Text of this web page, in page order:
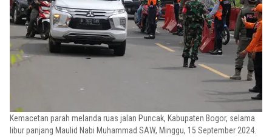
Kemacetan parah melanda ruas jalan Puncak, Kabupaten Bogor, selama
libur panjang Maulid Nabi Muhammad SAW, Minggu, 15 September 2024.